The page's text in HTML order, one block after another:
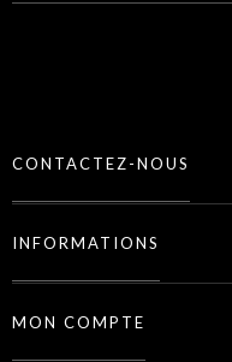
CONTACTEZ-NOUS
INFORMATIONS
MON COMPTE